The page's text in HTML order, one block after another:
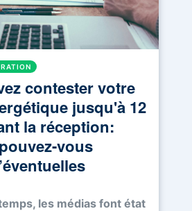
contester votre
jusqu'à 12
la réception:
vous
les médias font état